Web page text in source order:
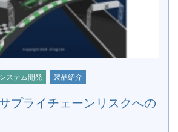
システム開発 製品紹介
プライチェーンリスクへの